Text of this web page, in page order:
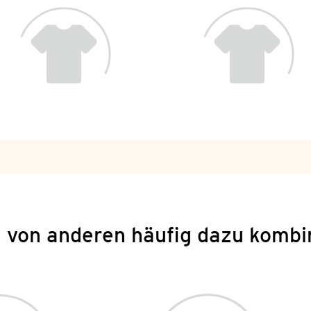
von anderen häufig dazu